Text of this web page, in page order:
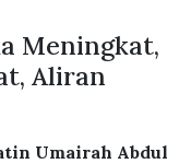
Meningkat,
Aliran
Umairah Abdul